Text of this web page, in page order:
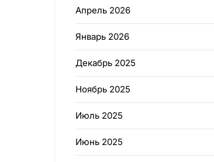
Апрель 2026
Январь 2026
Декабрь 2025
Ноябрь 2025
Июль 2025
Июнь 2025